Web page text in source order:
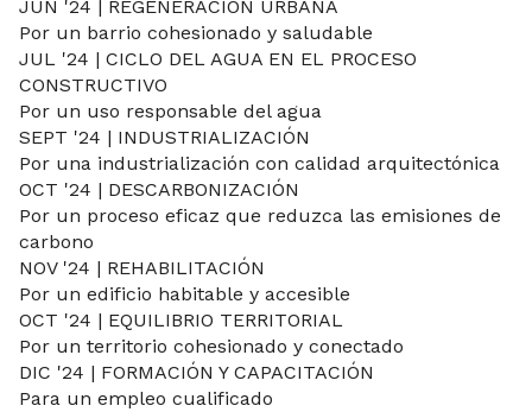
JUN '24 | REGENERACIÓN URBANA
Por un barrio cohesionado y saludable
JUL '24 | CICLO DEL AGUA EN EL PROCESO
CONSTRUCTIVO
Por un uso responsable del agua
SEPT '24 ​| INDUSTRIALIZACIÓN
Por una industrialización con calidad arquitectónica
OCT '24​ | DESCARBONIZACIÓN
Por un proceso eficaz que reduzca las emisiones de
carbono
NOV '24 | REHABILITACIÓN
Por un edificio habitable y accesible
OCT '24 ​| EQUILIBRIO TERRITORIAL
Por un territorio cohesionado y conectado
DIC '24 | FORMACIÓN Y CAPACITACIÓN
Para un empleo cualificado